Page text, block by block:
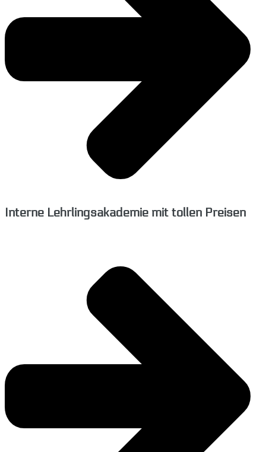
Interne Lehrlingsakademie mit tollen Preisen